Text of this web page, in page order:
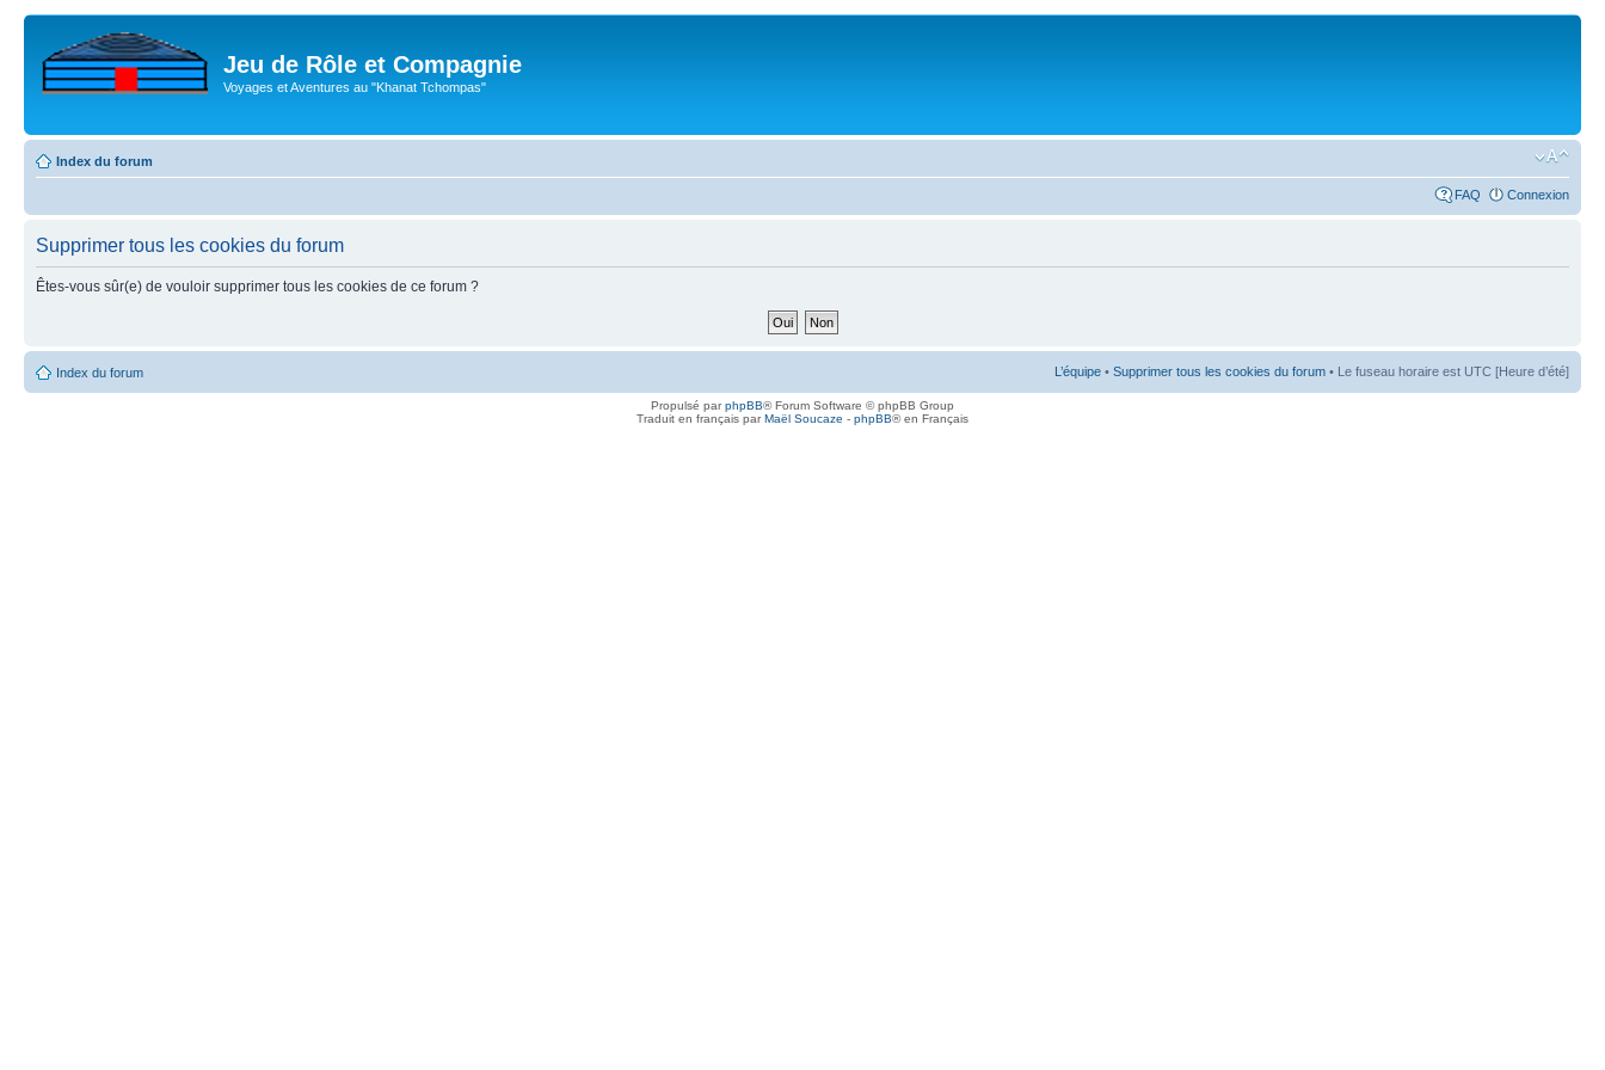
Jeu de Rôle et Compagnie
Voyages et Aventures au "Khanat Tchompas"
Index du forum
FAQ Connexion
Supprimer tous les cookies du forum
Êtes-vous sûr(e) de vouloir supprimer tous les cookies de ce forum ?
Index du forum L’équipe • Supprimer tous les cookies du forum • Le fuseau horaire est UTC [Heure d’été]
Propulsé parphpBB® Forum Software © phpBB Group
Traduit en français parMaël Soucaze - phpBB® en Français